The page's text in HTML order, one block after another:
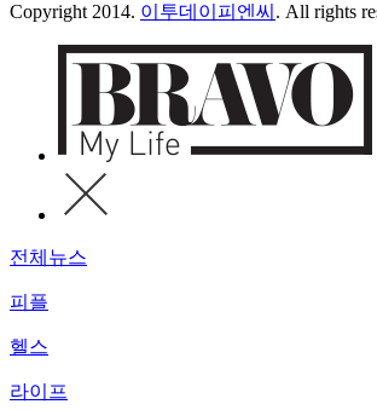
Copyright 2014. 이투데이피엔씨 . All rights
전체뉴스
피플
헬스
라이프